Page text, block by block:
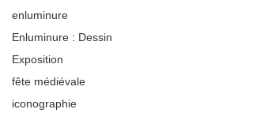
enluminure
Enluminure : Dessin
Exposition
fête médiévale
iconographie